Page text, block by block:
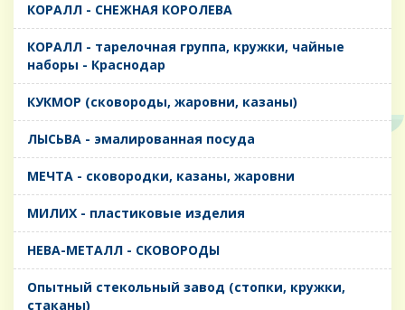
КОРАЛЛ - СНЕЖНАЯ КОРОЛЕВА
КОРАЛЛ - тарелочная группа, кружки, чайные
наборы - Краснодар
КУКМОР (сковороды, жаровни, казаны)
ЛЫСЬВА - эмалированная посуда
МЕЧТА - сковородки, казаны, жаровни
МИЛИХ - пластиковые изделия
НЕВА-МЕТАЛЛ - СКОВОРОДЫ
Опытный стекольный завод (стопки, кружки,
стаканы)